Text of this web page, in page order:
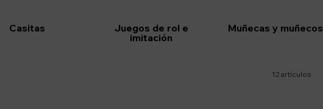
Casitas
Juegos de rol e
imitación
Muñecas y muñecos
12 artículos